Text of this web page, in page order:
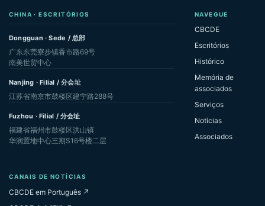
CHINA · ESCRITÓRIOS
Dongguan · Sede / 总部
广东东莞寮步镇香市路69号
南美世贸中心
Nanjing · Filial / 分会址
江苏省南京市鼓楼区建宁路288号
Fuzhou · Filial / 分会址
福建省福州市鼓楼区洪山镇
华润置地中心三期S16号楼二层
NAVEGUE
CBCDE
Escritórios
Histórico
Memória de
associados
Serviços
Notícias
Associados
CANAIS DE NOTÍCIAS
CBCDE em Português ↗